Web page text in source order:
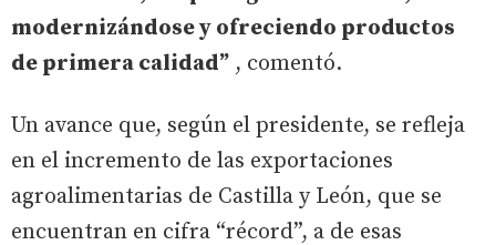
modernizándose y ofreciendo productos
de primera calidad” , comentó.
Un avance que, según el presidente, se refleja
en el incremento de las exportaciones
agroalimentarias de Castilla y León, que se
encuentran en cifra “récord”, a de esas